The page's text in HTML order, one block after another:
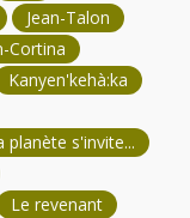
Jean-Talon
Cortina
Kanyen'kehà:ka
planète s'invite...
Le revenant